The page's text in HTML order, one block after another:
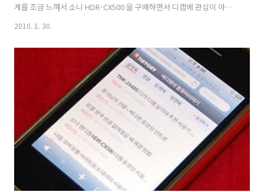
계를 조금 느껴서 소니 HDR-CX500 을 구매하면서 디캠에 관심이 아주
HMC40P 처럼 수동기능이 강한 디지털 캠코더를 사용해볼 기회가 생겼
으므로 여러가지 저도 궁금했던걸 해소하면서 그리고 얻은 정보를 적어
보도록 하겠습니다. 파나소닉 AG-HMC40P 구성품 파나소닉 AG-
HMC40P 캠코더와, 충전기, 충전지, 각종 AV케이블 및 리모컨, EDIUS
Neo 2 부스터 설치 씨디등 있습니다. 특이한 구성품으로는 충전기에 ..
2010. 1. 30.